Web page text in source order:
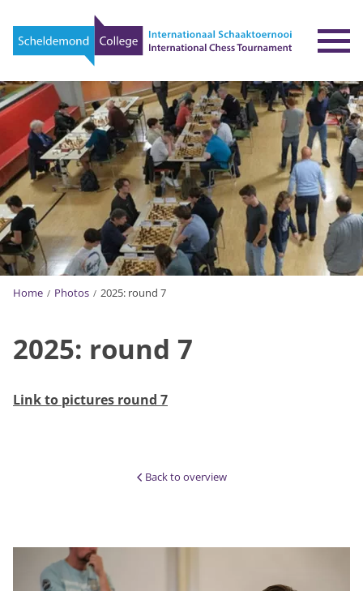
Home Photos 2025: round 7
2025: round 7
Link to pictures round 7
Back to overview